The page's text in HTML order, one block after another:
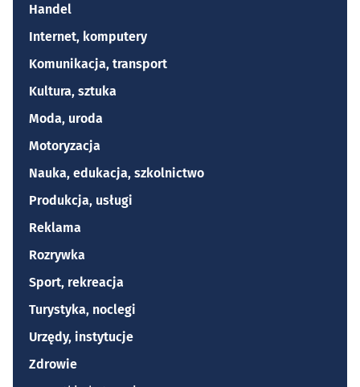
Handel
Internet, komputery
Komunikacja, transport
Kultura, sztuka
Moda, uroda
Motoryzacja
Nauka, edukacja, szkolnictwo
Produkcja, usługi
Reklama
Rozrywka
Sport, rekreacja
Turystyka, noclegi
Urzędy, instytucje
Zdrowie